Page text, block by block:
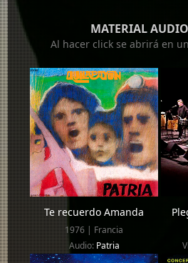
MATERIAL
Al hacer click se abrirá en
Te recuerdo Amanda
1976 | Francia
Audio: Patria